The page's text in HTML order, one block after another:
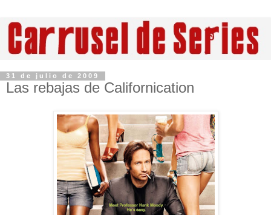
31 de julio de 2009
Las rebajas de Californication